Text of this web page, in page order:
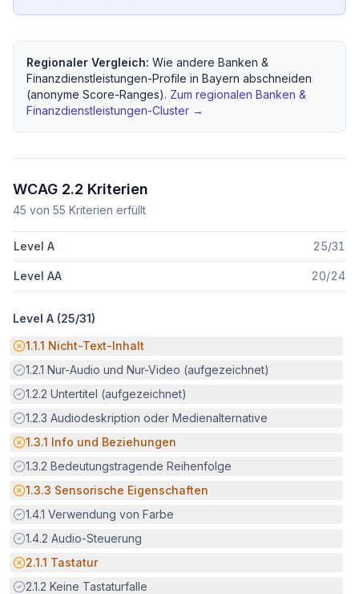
Regionaler Vergleich: Wie andere Banken &
Finanzdienstleistungen-Profile in Bayern abschneiden
(anonyme Score-Ranges). Zum regionalen Banken &
Finanzdienstleistungen-Cluster →
WCAG 2.2 Kriterien
45 von 55 Kriterien erfüllt
Level A 25/31
Level AA 20/24
Level A (25/31)
Potenzielle Barriere:
1.1.1 Nicht-Text-Inhalt
Erfüllt:
1.2.1 Nur-Audio und Nur-Video (aufgezeichnet)
Erfüllt:
1.2.2 Untertitel (aufgezeichnet)
Erfüllt:
1.2.3 Audiodeskription oder Medienalternative
Potenzielle Barriere:
1.3.1 Info und Beziehungen
Erfüllt:
1.3.2 Bedeutungstragende Reihenfolge
Potenzielle Barriere:
1.3.3 Sensorische Eigenschaften
Erfüllt:
1.4.1 Verwendung von Farbe
Erfüllt:
1.4.2 Audio-Steuerung
Potenzielle Barriere:
2.1.1 Tastatur
Erfüllt:
2.1.2 Keine Tastaturfalle